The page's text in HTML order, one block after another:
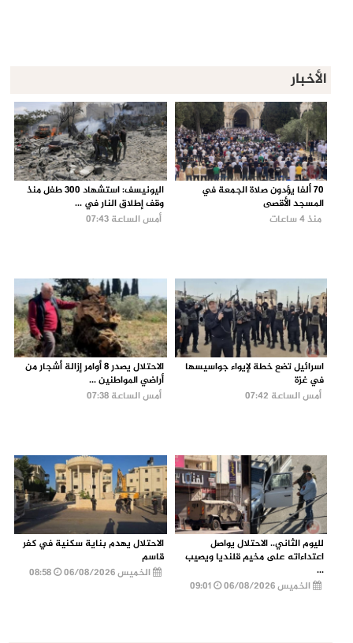
الأخبار
70 ألفا يؤدون صلاة الجمعة في
المسجد الأقصى
منذ 4 ساعات
اليونيسف: استشهاد 300 طفل منذ
وقف إطلاق النار في ...
أمس الساعة 07:43
اسرائيل تضع خطة لإيواء جواسيسها
في غزة
أمس الساعة 07:42
الاحتلال يصدر 8 أوامر إزالة أشجار من
أراضي المواطنين ...
أمس الساعة 07:38
لليوم الثاني.. الاحتلال يواصل
اعتداءاته على مخيم قلنديا ويصيب
...
الخميس 06/08/2026
الاحتلال يهدم بناية سكنية في كفر
قاسم
الخميس 06/08/2026
08:58